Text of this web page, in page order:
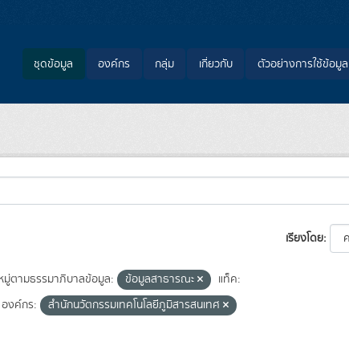
ชุดข้อมูล องค์กร กลุ่ม เกี่ยวกับ ตัวอย่างการใช้ข้อมูล
เรียงโดย
มู่ตามธรรมาภิบาลข้อมูล: ข้อมูลสาธารณะ
แท็ค:
องค์กร: สำนักนวัตกรรมเทคโนโลยีภูมิสารสนเทศ